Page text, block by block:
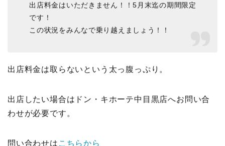
出店料金はいただきません！！5月末迄の期間限定
です！
この状況をみんなで乗り越えましょう！！
出店料金は取らないという太っ腹っぷり。
出店したい場合はドン・キホーテ中目黒店へお問い合
わせが必要です。
問い合わせは こちらから